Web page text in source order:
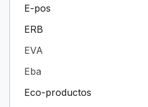
E-pos
ERB
EVA
Eba
Eco-productos